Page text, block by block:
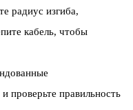
радиус изгиба,
кабель, чтобы
проверьте правильность